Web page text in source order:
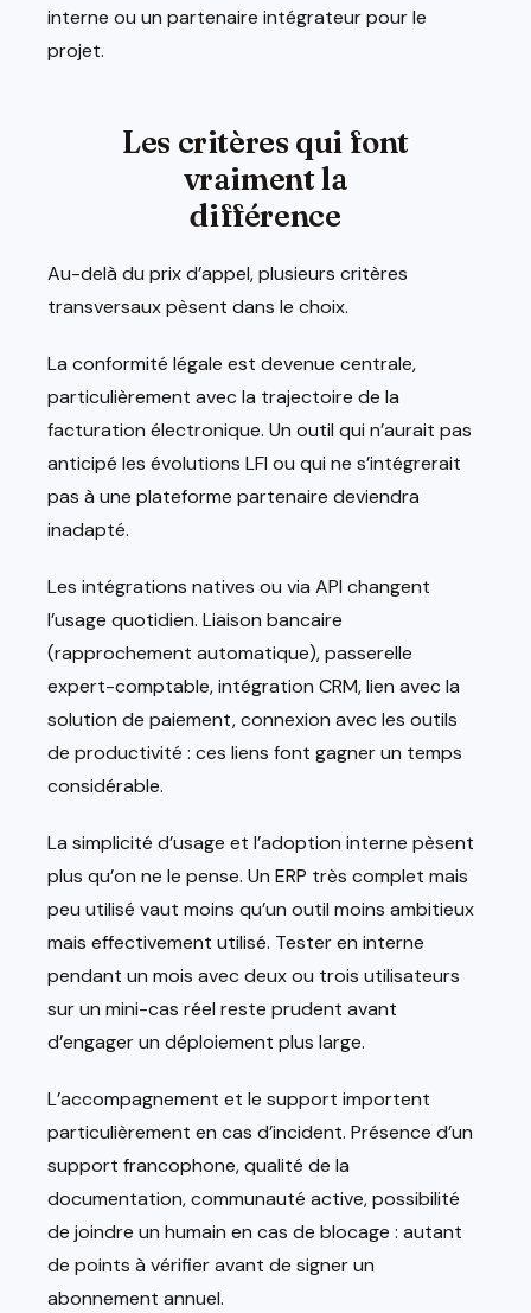
interne ou un partenaire intégrateur pour le
projet.
Les critères qui font
vraiment la
différence
Au-delà du prix d’appel, plusieurs critères
transversaux pèsent dans le choix.
La conformité légale est devenue centrale,
particulièrement avec la trajectoire de la
facturation électronique. Un outil qui n’aurait pas
anticipé les évolutions LFI ou qui ne s’intégrerait
pas à une plateforme partenaire deviendra
inadapté.
Les intégrations natives ou via API changent
l’usage quotidien. Liaison bancaire
(rapprochement automatique), passerelle
expert-comptable, intégration CRM, lien avec la
solution de paiement, connexion avec les outils
de productivité : ces liens font gagner un temps
considérable.
La simplicité d’usage et l’adoption interne pèsent
plus qu’on ne le pense. Un ERP très complet mais
peu utilisé vaut moins qu’un outil moins ambitieux
mais effectivement utilisé. Tester en interne
pendant un mois avec deux ou trois utilisateurs
sur un mini-cas réel reste prudent avant
d’engager un déploiement plus large.
L’accompagnement et le support importent
particulièrement en cas d’incident. Présence d’un
support francophone, qualité de la
documentation, communauté active, possibilité
de joindre un humain en cas de blocage : autant
de points à vérifier avant de signer un
abonnement annuel.